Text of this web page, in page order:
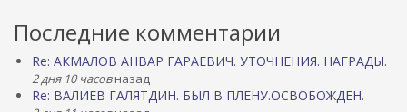
Последние комментарии
Re: АКМАЛОВ АНВАР ГАРАЕВИЧ. УТОЧНЕНИЯ. НАГРАДЫ.
2 дня 10 часовназад
Re: ВАЛИЕВ ГАЛЯТДИН. БЫЛ В ПЛЕНУ.ОСВОБОЖДЕН.